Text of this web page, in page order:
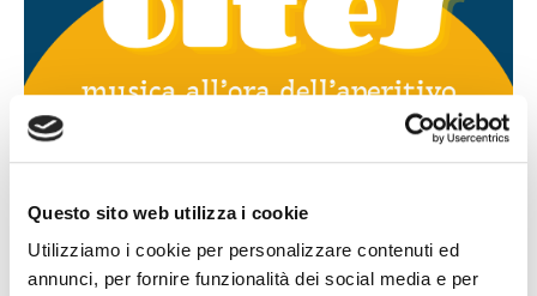
Questo sito web utilizza i cookie
Utilizziamo i cookie per personalizzare contenuti ed
annunci, per fornire funzionalità dei social media e per